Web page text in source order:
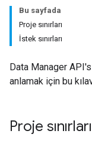
Bu sayfada
Proje sınırları
İstek sınırları
Data Manager
anlamak için bu
Proje sınırları